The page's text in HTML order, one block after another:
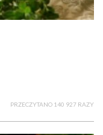
PRZECZYTANO 140 927 RAZY